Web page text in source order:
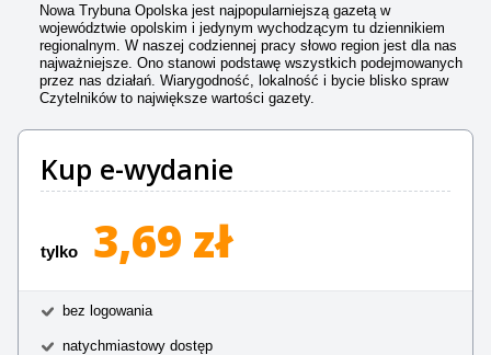
Nowa Trybuna Opolska jest najpopularniejszą gazetą w
województwie opolskim i jedynym wychodzącym tu dziennikiem
regionalnym. W naszej codziennej pracy słowo region jest dla nas
najważniejsze. Ono stanowi podstawę wszystkich podejmowanych
przez nas działań. Wiarygodność, lokalność i bycie blisko spraw
Czytelników to największe wartości gazety.
Kup e-wydanie
tylko 3,69 zł
bez logowania
natychmiastowy dostęp